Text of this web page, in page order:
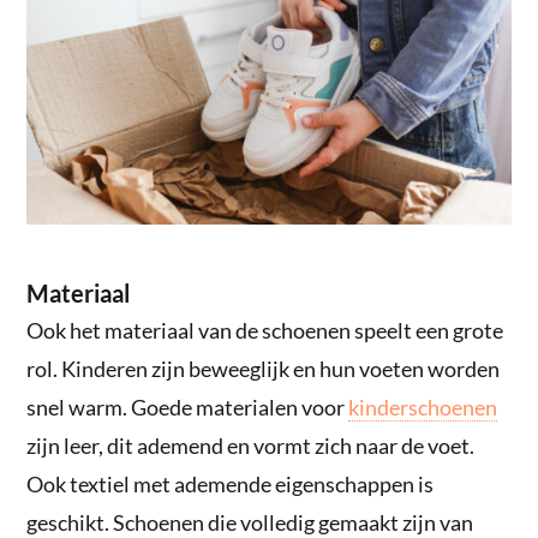
Materiaal
Ook het materiaal van de schoenen speelt een grote
rol. Kinderen zijn beweeglijk en hun voeten worden
snel warm. Goede materialen voorkinderschoenen
zijn leer, dit ademend en vormt zich naar de voet.
Ook textiel met ademende eigenschappen is
geschikt. Schoenen die volledig gemaakt zijn van